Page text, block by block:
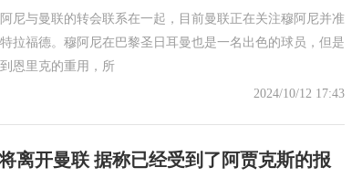
尼与曼联的转会联系在一起，目前曼联正在关注穆阿尼并准
拉福德。穆阿尼在巴黎圣日耳曼也是一名出色的球员，但是
恩里克的重用，所
2024/10/12 17:43
离开曼联 据称已经受到了阿贾克斯的报